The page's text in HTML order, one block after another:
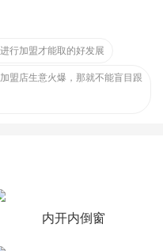
行加盟才能取的好发展
盟店生意火爆，那就不能盲目跟
内开内倒窗